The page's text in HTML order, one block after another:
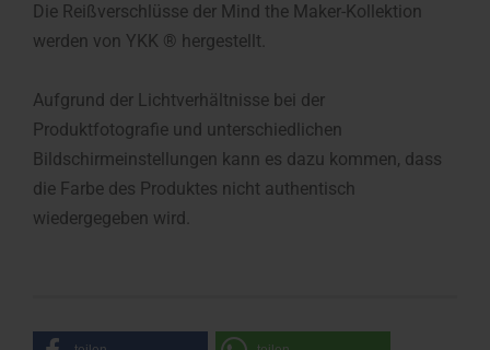
Die Reißverschlüsse der Mind the Maker-Kollektion
werden von YKK ® hergestellt.
Aufgrund der Lichtverhältnisse bei der
Produktfotografie und unterschiedlichen
Bildschirmeinstellungen kann es dazu kommen, dass
die Farbe des Produktes nicht authentisch
wiedergegeben wird.